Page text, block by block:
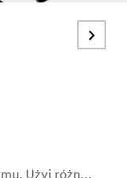
Precyzyjne dysze do kształtowania dymu. Użyj różnych końcówek dysz, aby kształtować i wytwarzać różne rodzaje dymu.